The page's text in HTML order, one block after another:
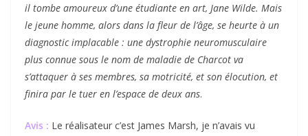
il tombe amoureux d’une étudiante en art, Jane Wilde. Mais
le jeune homme, alors dans la fleur de l’âge, se heurte à un
diagnostic implacable : une dystrophie neuromusculaire
plus connue sous le nom de maladie de Charcot va
s’attaquer à ses membres, sa motricité, et son élocution, et
finira par le tuer en l’espace de deux ans.
Avis : Le réalisateur c’est James Marsh, je n’avais vu